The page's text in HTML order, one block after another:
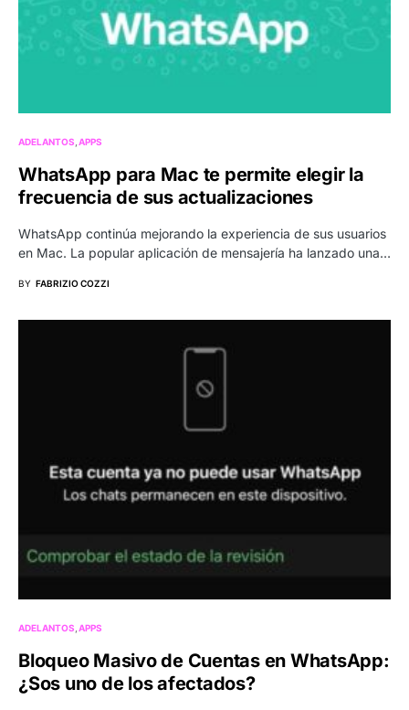
ADELANTOS APPS
WhatsApp para Mac te permite elegir la
frecuencia de sus actualizaciones
WhatsApp continúa mejorando la experiencia de sus usuarios
en Mac. La popular aplicación de mensajería ha lanzado una…
BY FABRIZIO COZZI
ADELANTOS APPS
Bloqueo Masivo de Cuentas en WhatsApp:
¿Sos uno de los afectados?